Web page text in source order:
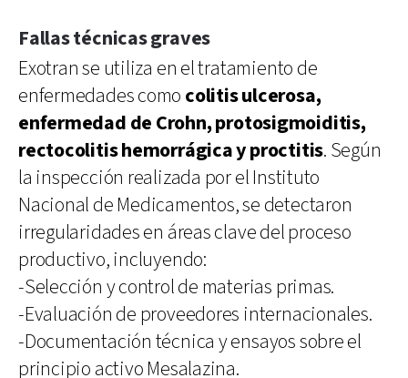
Fallas técnicas graves
Exotran se utiliza en el tratamiento de
enfermedades como colitis ulcerosa,
enfermedad de Crohn, protosigmoiditis,
rectocolitis hemorrágica y proctitis. Según
la inspección realizada por el Instituto
Nacional de Medicamentos, se detectaron
irregularidades en áreas clave del proceso
productivo, incluyendo:
-Selección y control de materias primas.
-Evaluación de proveedores internacionales.
-Documentación técnica y ensayos sobre el
principio activo Mesalazina.